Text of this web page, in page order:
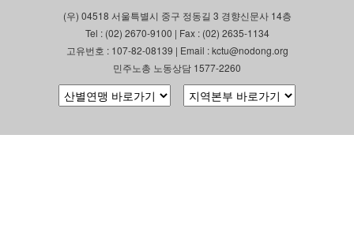
(우) 04518 서울특별시 중구 정동길 3 경향신문사 14층
Tel : (02) 2670-9100 | Fax : (02) 2635-1134
고유번호 : 107-82-08139 | Email : kctu@nodong.org
민주노총 노동상담 1577-2260